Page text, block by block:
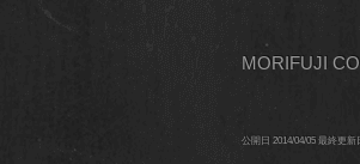
MORIFUJI
公開日 2014/04/05 最終更新